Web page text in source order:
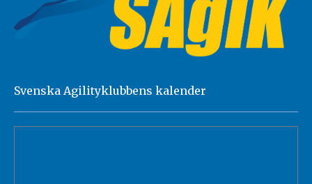
Svenska Agilityklubbens kalender